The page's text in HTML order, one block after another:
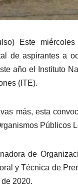
Este
de aspirantes a
año el Instituto
(ITE).
más, esta
Públicos
de
y Técnica de
2020.